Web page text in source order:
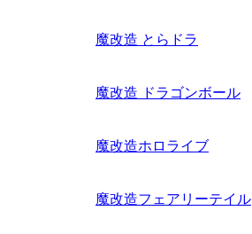
魔改造 とらドラ
魔改造 ドラゴンボール
魔改造ホロライブ
魔改造フェアリーテイル